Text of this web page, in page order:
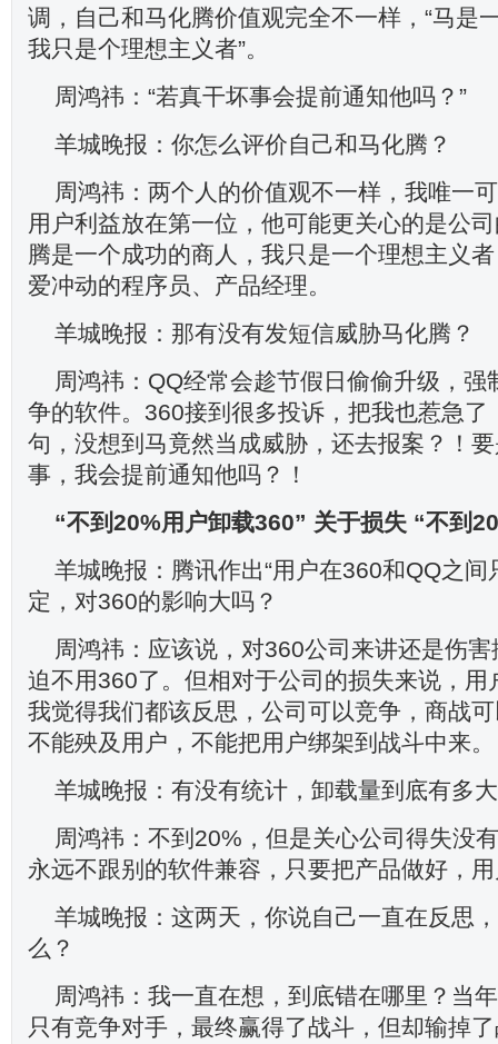
调，自己和马化腾价值观完全不一样，“马是
我只是个理想主义者”。
周鸿祎：“若真干坏事会提前通知他吗？”
羊城晚报：你怎么评价自己和马化腾？
周鸿祎：两个人的价值观不一样，我唯一
用户利益放在第一位，他可能更关心的是公
腾是一个成功的商人，我只是一个理想主义
爱冲动的程序员、产品经理。
羊城晚报：那有没有发短信威胁马化腾？
周鸿祎：QQ经常会趁节假日偷偷升级，强
争的软件。360接到很多投诉，把我也惹急了
句，没想到马竟然当成威胁，还去报案？！
事，我会提前通知他吗？！
“不到20%用户卸载360” 关于损失 “不到
羊城晚报：腾讯作出“用户在360和QQ之间
定，对360的影响大吗？
周鸿祎：应该说，对360公司来讲还是伤
迫不用360了。但相对于公司的损失来说，用
我觉得我们都该反思，公司可以竞争，商战
不能殃及用户，不能把用户绑架到战斗中来。
羊城晚报：有没有统计，卸载量到底有多
周鸿祎：不到20%，但是关心公司得失没
永远不跟别的软件兼容，只要把产品做好，
羊城晚报：这两天，你说自己一直在反思
么？
周鸿祎：我一直在想，到底错在哪里？当
只有竞争对手，最终赢得了战斗，但却输掉